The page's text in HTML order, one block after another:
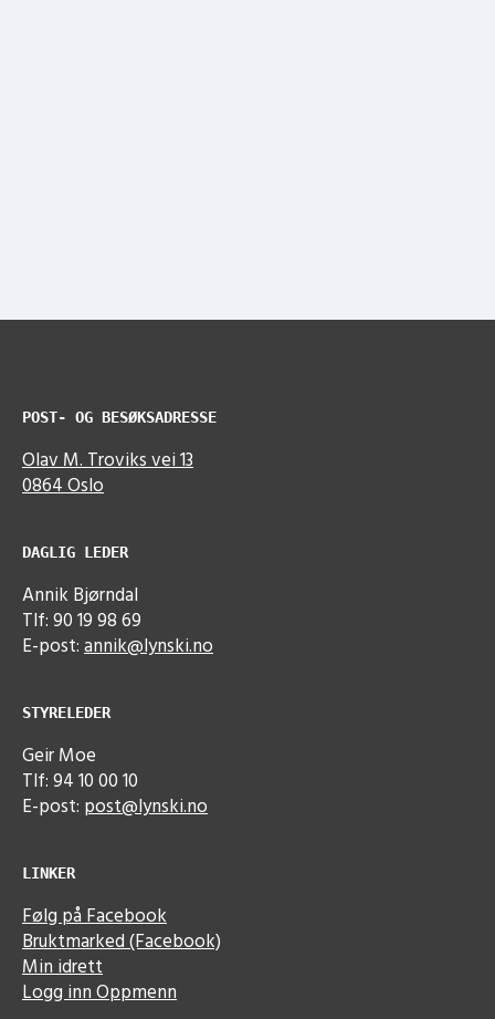
POST- OG BESØKSADRESSE
Olav M. Troviks vei 13
0864 Oslo
DAGLIG LEDER
Annik Bjørndal
Tlf: 90 19 98 69
E-post:annik@lynski.no
STYRELEDER
Geir Moe
Tlf: 94 10 00 10
E-post: post@lynski.no
LINKER
Følg på Facebook
Bruktmarked (Facebook)
Min idrett
Logg inn Oppmenn